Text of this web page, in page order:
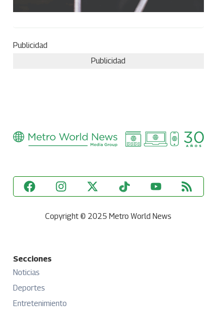
Publicidad
Publicidad
Copyright © 2025 Metro World News
Secciones
Noticias
Deportes
Entretenimiento